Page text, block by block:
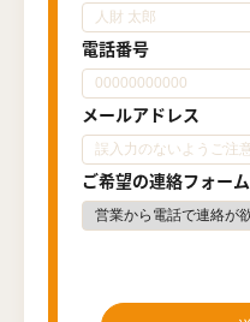
電話番号
メールアドレス
ご希望の連絡フォーム